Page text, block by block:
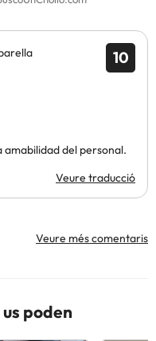
10
amabilidad del personal.
Veure traducció
Veure més comentaris
poden